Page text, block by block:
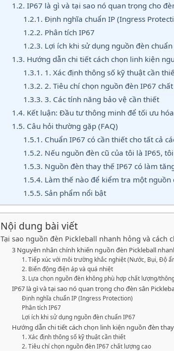
1.2. IP67 là gì và tại sao nó quan trọng cho
1.2.1. Định nghĩa chuẩn IP (Ingress
1.2.2. Phân tích IP67
1.2.3. Lợi ích khi sử dụng nguồn đèn chuẩn
1.3. Hướng dẫn chi tiết cách chọn linh kiện
1.3.1. 1. Xác định thông số kỹ thuật cần
1.3.2. 2. Tiêu chí chọn nguồn đèn IP67
1.3.3. 3. Các tính năng bảo vệ cần thiết
1.4. Kết luận: Đầu tư thông minh để tối ưu
1.5. Câu hỏi thường gặp (FAQ)
1.5.1. Chuẩn IP67 có cần thiết cho tất cả
1.5.2. Nếu nguồn đèn cũ của tôi là IP65,
1.5.3. Nguồn đèn thay thế IP67 có làm
1.5.4. Làm thế nào để kiểm tra một
1.5.5. Sản phẩm nổi bật
Nội dung bài viết
Tại sao nguồn đèn Pickleball nhanh hỏng và cách
3 Nguyên nhân chính khiến nguồn đèn Pickleball
1. Tiếp xúc với môi trường khắc nghiệt (Nước, Bụi, Độ
2. Biến động điện áp và quá nhiệt
3. Lựa chọn nguồn đèn không phù hợp chất lượng/
IP67 là gì và tại sao nó quan trọng cho đèn sân
Định nghĩa chuẩn IP (Ingress Protection)
Phân tích IP67
Lợi ích khi sử dụng nguồn đèn chuẩn IP67
Hướng dẫn chi tiết cách chọn linh kiện nguồn đèn
1. Xác định thông số kỹ thuật cần thiết
2. Tiêu chí chọn nguồn đèn IP67 chất lượng cao